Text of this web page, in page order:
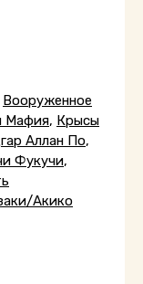
Вооруженное
Мафия, Крысы
Аллан По,
Фукучи,
Акико